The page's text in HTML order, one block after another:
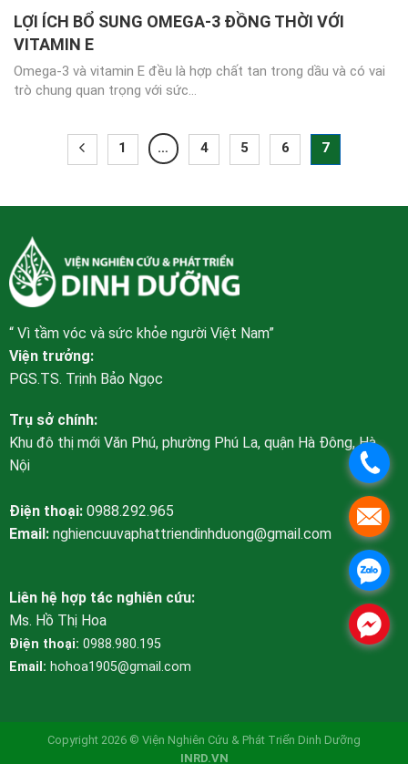
LỢI ÍCH BỔ SUNG OMEGA-3 ĐỒNG THỜI VỚI
VITAMIN E
Omega-3 và vitamin E đều là hợp chất tan trong dầu và có vai
trò chung quan trọng với sức...
1 … 4 5 6 7
“ Vì tầm vóc và sức khỏe người Việt Nam”
Viện trưởng:
PGS.TS. Trịnh Bảo Ngọc
Trụ sở chính:
Khu đô thị mới Văn Phú, phường Phú La, quận Hà Đông, Hà
Nội
Điện thoại: 0988.292.965
Email: nghiencuuvaphattriendinhduong@gmail.com
Liên hệ hợp tác nghiên cứu:
Ms. Hồ Thị Hoa
Điện thoại: 0988.980.195
Email: hohoa1905@gmail.com
Copyright 2026 © Viện Nghiên Cứu & Phát Triển Dinh Dưỡng
INRD.VN
.
.
.
.